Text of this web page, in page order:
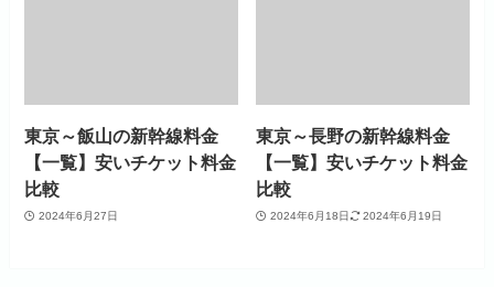
東京～飯山の新幹線料金
【一覧】安いチケット料金
比較
2024年6月27日
東京～長野の新幹線料金
【一覧】安いチケット料金
比較
2024年6月18日 2024年6月19日